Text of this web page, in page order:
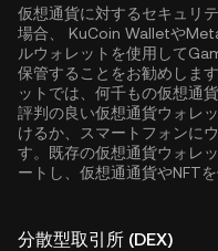
仮想通貨に対するセキュリ
場合、 KuCoin Walletや
ルウォレットを使用して
保管することをお勧めしま
ットでは、何千もの仮想通
評判の良い仮想通貨ウォレ
けるか、スマートフォンに
す。既存の仮想通貨ウォレ
ートし、仮想通通貨やNFT
分散型取引所 (DEX)